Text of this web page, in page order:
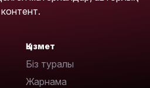
Қызмет
Біз туралы
Жарнама